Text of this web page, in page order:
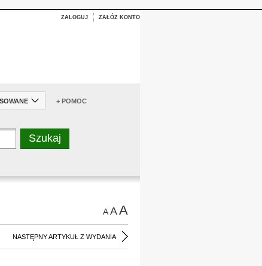
ZALOGUJ ZAŁÓŻ KONTO
+ POMOC
AAA
NASTĘPNY ARTYKUŁ Z WYDANIA